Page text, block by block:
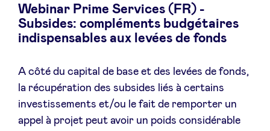
Avantages
BeAngels Academy
Webinar Prime Services (FR) -
Subsides: compléments budgétaires
indispensables aux levées de fonds
A côté du capital de base et des levées de fonds,
la récupération des subsides liés à certains
investissements et/ou le fait de remporter un
appel à projet peut avoir un poids considérable